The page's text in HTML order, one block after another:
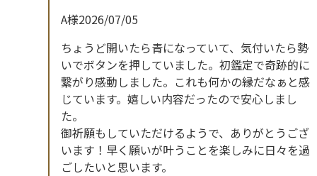
A様2026/07/05
ちょうど開いたら青になっていて、気付いたら勢
いでボタンを押していました。初鑑定で奇跡的に
繋がり感動しました。これも何かの縁だなぁと感
じています。嬉しい内容だったので安心しまし
た。
御祈願もしていただけるようで、ありがとうござ
います！早く願いが叶うことを楽しみに日々を過
ごしたいと思います。